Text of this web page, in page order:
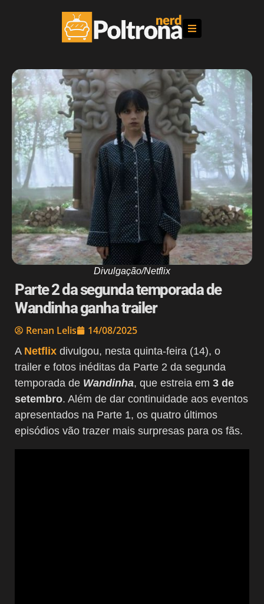
Divulgação/Netflix
Parte 2 da segunda temporada de
Wandinha ganha trailer
Renan Lelis 14/08/2025
A Netflix divulgou, nesta quinta-feira (14), o
trailer e fotos inéditas da Parte 2 da segunda
temporada de Wandinha, que estreia em 3 de
setembro. Além de dar continuidade aos eventos
apresentados na Parte 1, os quatro últimos
episódios vão trazer mais surpresas para os fãs.